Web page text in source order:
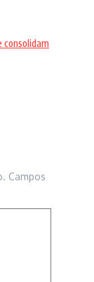
consolidam
Campos